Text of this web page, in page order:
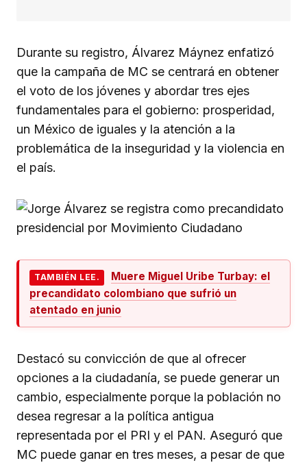
Durante su registro, Álvarez Máynez enfatizó
que la campaña de MC se centrará en obtener
el voto de los jóvenes y abordar tres ejes
fundamentales para el gobierno: prosperidad,
un México de iguales y la atención a la
problemática de la inseguridad y la violencia en
el país.
TAMBIÉN LEE.
Muere Miguel Uribe Turbay: el
precandidato colombiano que sufrió un
atentado en junio
Destacó su convicción de que al ofrecer
opciones a la ciudadanía, se puede generar un
cambio, especialmente porque la población no
desea regresar a la política antigua
representada por el PRI y el PAN. Aseguró que
MC puede ganar en tres meses, a pesar de que